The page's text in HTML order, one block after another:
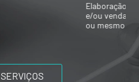
para aquisição
societárias,
societárias entre